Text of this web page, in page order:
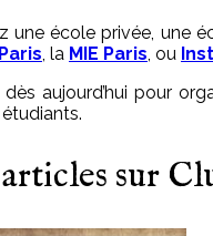
une école privée, une
, la MIE Paris, ou
aujourd’hui pour
sur